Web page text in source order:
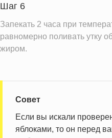
Шаг 6
Запекать 2 часа при
равномерно поливать утку
жиром.
Совет
Если вы искали
яблоками, то он перед